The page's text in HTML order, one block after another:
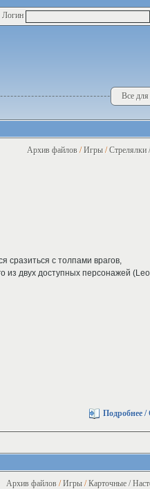
Логин
Все
Архив файлов /Игры /Стрелялки
сразиться с толпами врагов,
из двух доступных персонажей
Подробнее /
Архив файлов /Игры /Карточные /